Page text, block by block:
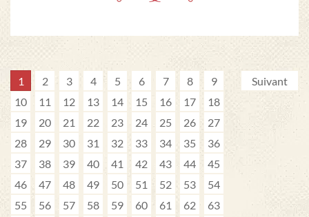
1 2 3 4 5 6 7 8
9
10
11 12 13 14 15 16 17
18
19
20 21 22 23 24 25 26
27
28
29 30 31 32 33 34 35
36
37
38 39 40 41 42 43 44
45
46
47 48 49 50 51 52 53
54
55
56 57 58 59 60 61 62
63
Suivant